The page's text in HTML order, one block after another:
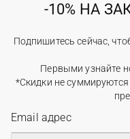
-10% НА
Подпишитесь сейчас,
Первыми узнайте
*Скидки не